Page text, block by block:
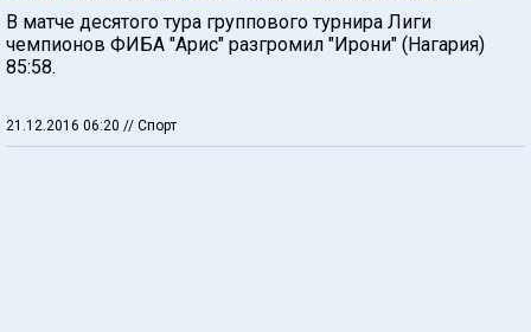
В матче десятого тура группового турнира Лиги
чемпионов ФИБА "Арис" разгромил "Ирони" (Нагария)
85:58.
21.12.2016 06:20 // Спорт